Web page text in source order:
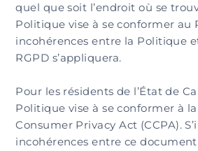
quel que soit l’endroit où se
Politique vise à se conformer au
incohérences entre la Politique
RGPD s’appliquera.
Pour les résidents de l’État de
Politique vise à se conformer à
Consumer Privacy Act (CCPA).
incohérences entre ce document